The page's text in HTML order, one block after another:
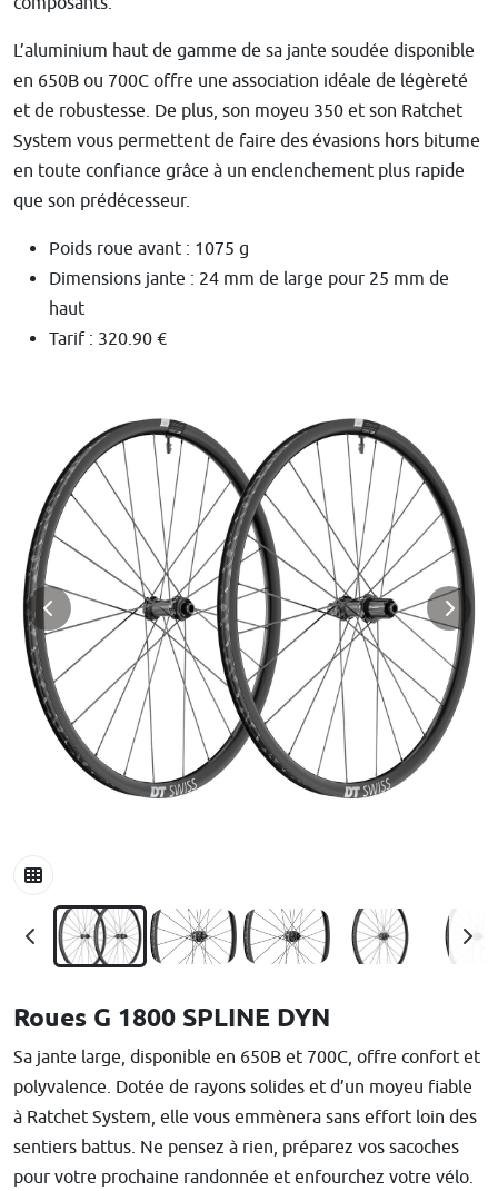
L’aluminium haut de gamme de sa jante soudée disponible
en 650B ou 700C offre une association idéale de légèreté
et de robustesse. De plus, son moyeu 350 et son Ratchet
System vous permettent de faire des évasions hors bitume
en toute confiance grâce à un enclenchement plus rapide
que son prédécesseur.
Poids roue avant : 1075 g
Dimensions jante : 24 mm de large pour 25 mm de
haut
Tarif : 320.90 €
Roues G 1800 SPLINE DYN
Sa jante large, disponible en 650B et 700C, offre confort et
polyvalence. Dotée de rayons solides et d’un moyeu fiable
à Ratchet System, elle vous emmènera sans effort loin des
sentiers battus. Ne pensez à rien, préparez vos sacoches
pour votre prochaine randonnée et enfourchez votre vélo.